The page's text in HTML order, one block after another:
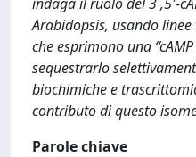
Arabidopsis, usando linee
che esprimono una
sequestrarlo
biochimiche e
contributo di questo
Parole chiave